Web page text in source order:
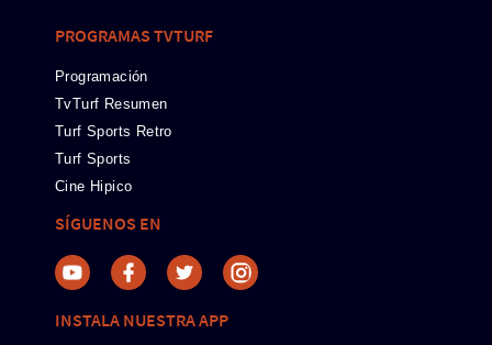
PROGRAMAS TVTURF
Programación
TvTurf Resumen
Turf Sports Retro
Turf Sports
Cine Hipico
SÍGUENOS EN
INSTALA NUESTRA APP